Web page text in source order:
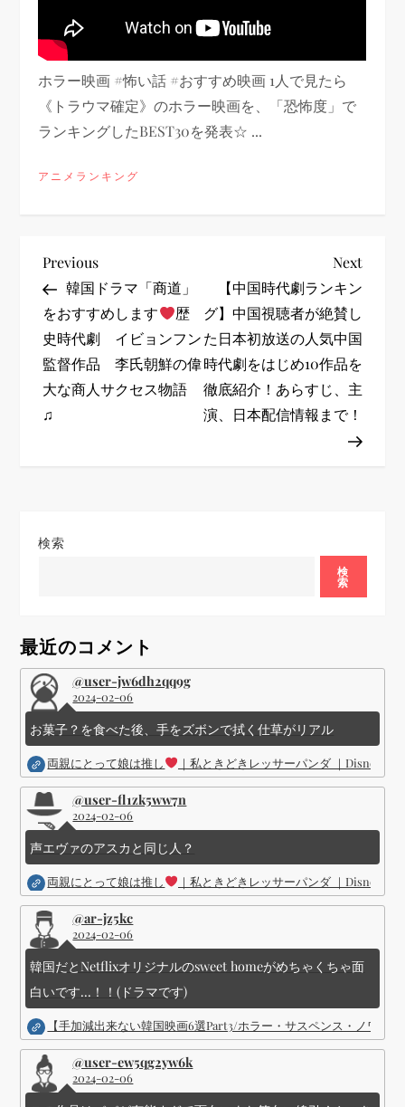
ホラー映画 #怖い話 #おすすめ映画 1人で見たら
《トラウマ確定》のホラー映画を、「恐怖度」で
ランキングしたBEST30を発表☆ ...
アニメランキング
投
稿
ナ
ビ
Previous
Post
Previous
韓国ドラマ「商道」
をおすすめします
歴
史時代劇 イビョンフン
監督作品 李氏朝鮮の偉
大な商人サクセス物語
♫
Next
Post
Next
【中国時代劇ランキン
グ】中国視聴者が絶賛し
た日本初放送の人気中国
時代劇をはじめ10作品を
徹底紹介！あらすじ、主
演、日本配信情報まで！
検索
検
索
最近のコメント
@user-jw6dh2qq9g
2024-02-06
お菓子？を食べた後、手をズボンで拭く仕草がリアル
両親にとって娘は推し ｜私ときどきレッサーパンダ ｜Disney (
@user-fl1zk5ww7n
2024-02-06
声エヴァのアスカと同じ人？
両親にとって娘は推し ｜私ときどきレッサーパンダ ｜Disney (
@ar-jz5kc
2024-02-06
韓国だとNetflixオリジナルのsweet homeがめちゃくちゃ面
白いです...！！(ドラマです)
【手加減出来ない韓国映画6選Part3/ホラー・サスペンス・ノワー
@user-ew5qg2yw6k
2024-02-06